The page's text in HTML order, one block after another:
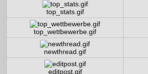
top_stats.gif
top_wettbewerbe.gif
newthread.gif
editpost.gif